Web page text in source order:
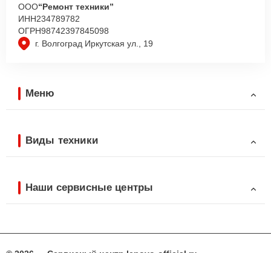
г. Волгоград Иркутская ул., 19
ООО“Ремонт техники”
ИНН234789782
ОГРН98742397845098
Меню
Виды техники
Наши сервисные центры